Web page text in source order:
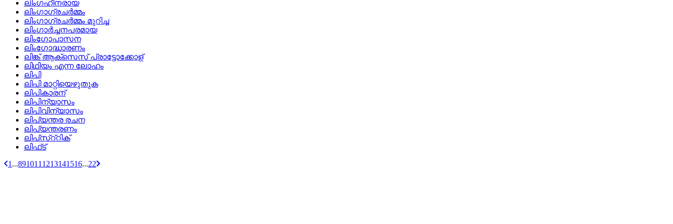
ലിംഗഹീനരായ
ലിംഗാഗ്രചര്‍മ്മം
ലിംഗാഗ്രചര്‍മ്മം മുറിച്ച
ലിംഗാര്‍ച്ചനപരമായ
ലിംഗോപാസന
ലിംഗോദ്ധാരണം
ലിങ്ക്‌ ആക്‌സെസ്‌ പ്രാട്ടോക്കോള്
ലിഥിയം എന്ന ലോഹം
ലിപി
ലിപി മാറ്റിയെഴുതുക
ലിപികാരന്
ലിപിന്യാസം
ലിപിവിന്യാസം
ലിപ്യന്തര രചന
ലിപ്യന്തരണം
ലിപ്‌സ്‌റ്‌റിക്
ലിഫ്‌ട്
1 ...891011 1213141516...22